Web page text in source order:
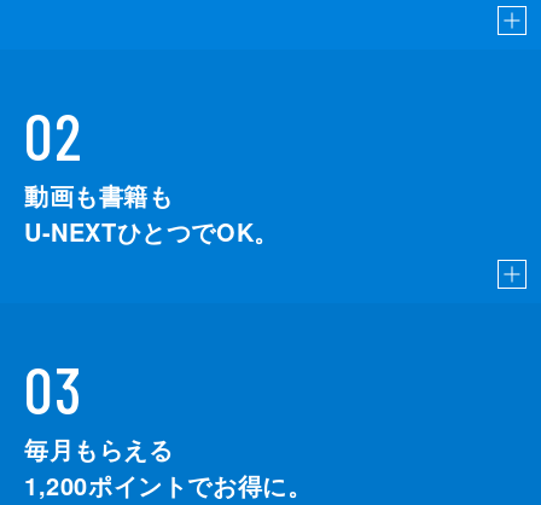
02
動画も書籍も
U-NEXTひとつでOK。
03
毎月もらえる
1,200ポイントでお得に。